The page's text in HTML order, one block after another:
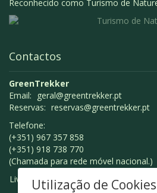
Reconhecido como Turismo de
Contactos
GreenTrekker
Email: geral@greentrekker.pt
Reservas: reservas@greentrekker.pt
Telefone:
(+351) 967 357 858
(+351) 918 738 770
(Chamada para rede móvel nacional.)
Livro de Reclamações
Utilização de Cookies